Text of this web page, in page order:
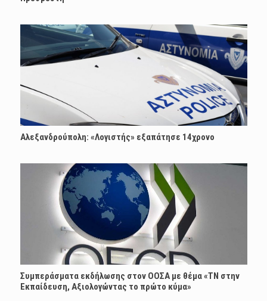
Αλεξανδρούπολη: «Λογιστής» εξαπάτησε 14χρονο
Συμπεράσματα εκδήλωσης στον ΟΟΣΑ με θέμα «ΤΝ στην
Εκπαίδευση, Αξιολογώντας το πρώτο κύμα»